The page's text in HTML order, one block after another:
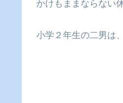
かけもままならない
小学２年生の二男は